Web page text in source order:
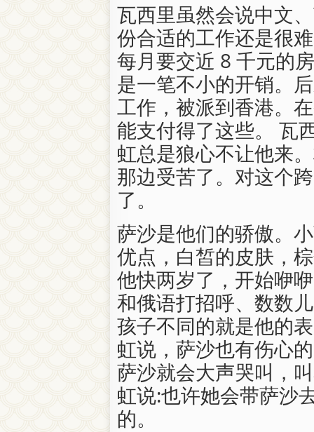
瓦西里虽然会说中文
份合适的工作还是很
每月要交近 8 千元的
是一笔不小的开销。
工作，被派到香港。
能支付得了这些。 瓦
虹总是狼心不让他来
那边受苦了。对这个
了。
萨沙是他们的骄傲。
优点，白皙的皮肤，
他快两岁了，开始咿
和俄语打招呼、数数
孩子不同的就是他的
虹说，萨沙也有伤心
萨沙就会大声哭叫，
虹说:也许她会带萨沙
的。